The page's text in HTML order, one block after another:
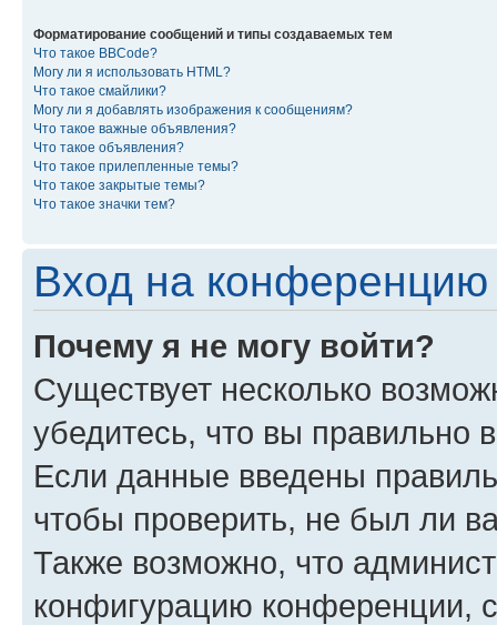
Форматирование сообщений и типы создаваемых тем
Что такое BBCode?
Могу ли я использовать HTML?
Что такое смайлики?
Могу ли я добавлять изображения к сообщениям?
Что такое важные объявления?
Что такое объявления?
Что такое прилепленные темы?
Что такое закрытые темы?
Что такое значки тем?
Вход на конференцию
Почему я не могу войти?
Существует несколько
убедитесь, что вы правильно
Если данные введены
чтобы проверить, не был ли
Также возможно, что
конфигурацию конференции,